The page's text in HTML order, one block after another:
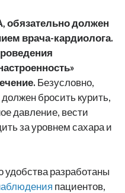
обязательно должен
врача-кардиолога.
Безусловно,
бросить курить,
давление, вести
за уровнем сахара и
разработаны
пациентов,